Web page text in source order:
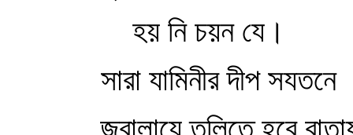
হয় নি চয়ন যে।
সারা যামিনীর দীপ সযতনে